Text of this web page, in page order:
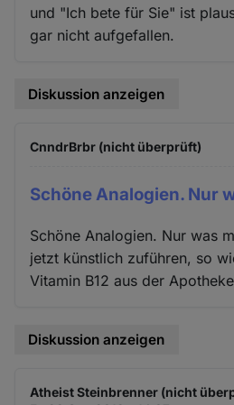
und "Ich bete für Sie" ist
gar nicht aufgefallen.
Diskussion anzeigen
CnndrBrbr (nicht überprüft)
Schöne Analogien. Nur
Schöne Analogien. Nur was
jetzt künstlich zuführen, so
Vitamin B12 aus der
Diskussion anzeigen
Atheist Steinbrenner (nicht